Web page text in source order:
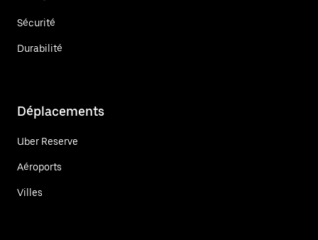
Sécurité
Durabilité
Déplacements
Uber Reserve
Aéroports
Villes